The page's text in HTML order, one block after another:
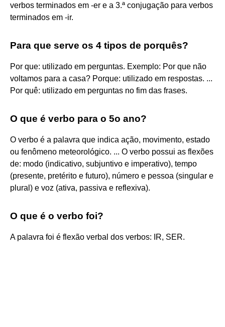
verbos terminados em -er e a 3.ª conjugação para verbos
terminados em -ir.
Para que serve os 4 tipos de porquês?
Por que: utilizado em perguntas. Exemplo: Por que não
voltamos para a casa? Porque: utilizado em respostas. ...
Por quê: utilizado em perguntas no fim das frases.
O que é verbo para o 5o ano?
O verbo é a palavra que indica ação, movimento, estado
ou fenômeno meteorológico. ... O verbo possui as flexões
de: modo (indicativo, subjuntivo e imperativo), tempo
(presente, pretérito e futuro), número e pessoa (singular e
plural) e voz (ativa, passiva e reflexiva).
O que é o verbo foi?
A palavra foi é flexão verbal dos verbos: IR, SER.